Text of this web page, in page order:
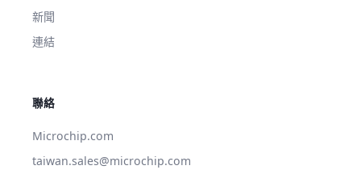
新聞
連結
聯絡
Microchip.com
taiwan.sales@microchip.com